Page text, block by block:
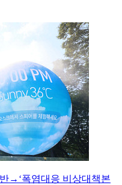
→‘폭염대응 비상대책본